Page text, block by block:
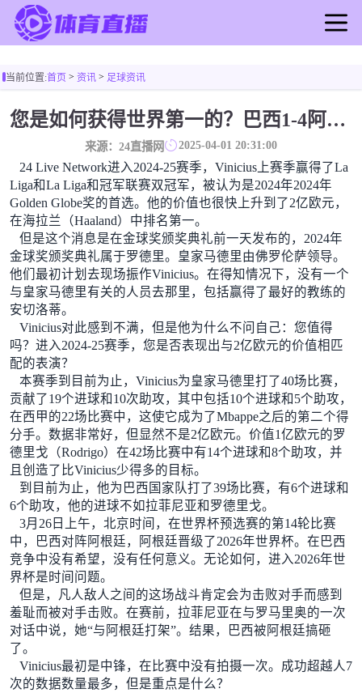
足球直播
篮球直播
足球录像
足球新闻
篮球新闻
当前位置:首页> 资讯 > 足球资讯
您是如何获得世界第一的？巴西1-4阿根廷：Vinicius 0射击90分钟内
来源：24直播网 2025-04-01 20:31:00
24 Live Network进入2024-25赛季，Vinicius上赛季赢得了La
Liga和La Liga和冠军联赛双冠军，被认为是2024年2024年
Golden Globe奖的首选。他的价值也很快上升到了2亿欧元，
在海拉兰（Haaland）中排名第一。
但是这个消息是在金球奖颁奖典礼前一天发布的，2024年
金球奖颁奖典礼属于罗德里。皇家马德里由佛罗伦萨领导。
他们最初计划去现场振作Vinicius。在得知情况下，没有一个
与皇家马德里有关的人员去那里，包括赢得了最好的教练的
安切洛蒂。
Vinicius对此感到不满，但是他为什么不问自己：您值得
吗？进入2024-25赛季，您是否表现出与2亿欧元的价值相匹
配的表演？
本赛季到目前为止，Vinicius为皇家马德里打了40场比赛，
贡献了19个进球和10次助攻，其中包括10个进球和5个助攻，
在西甲的22场比赛中，这使它成为了Mbappe之后的第二个得
分手。数据非常好，但显然不是2亿欧元。价值1亿欧元的罗
德里戈（Rodrigo）在42场比赛中有14个进球和8个助攻，并
且创造了比Vinicius少得多的目标。
到目前为止，他为巴西国家队打了39场比赛，有6个进球和
6个助攻，他的进球不如拉菲尼亚和罗德里戈。
3月26日上午，北京时间，在世界杯预选赛的第14轮比赛
中，巴西对阵阿根廷，阿根廷晋级了2026年世界杯。在巴西
竞争中没有希望，没有任何意义。无论如何，进入2026年世
界杯是时间问题。
但是，凡人敌人之间的这场战斗肯定会为击败对手而感到
羞耻而被对手击败。在赛前，拉菲尼亚在与罗马里奥的一次
对话中说，她“与阿根廷打架”。结果，巴西被阿根廷搞砸
了。
Vinicius最初是中锋，在比赛中没有拍摄一次。成功超越人7
次的数据数量最多，但是重点是什么？